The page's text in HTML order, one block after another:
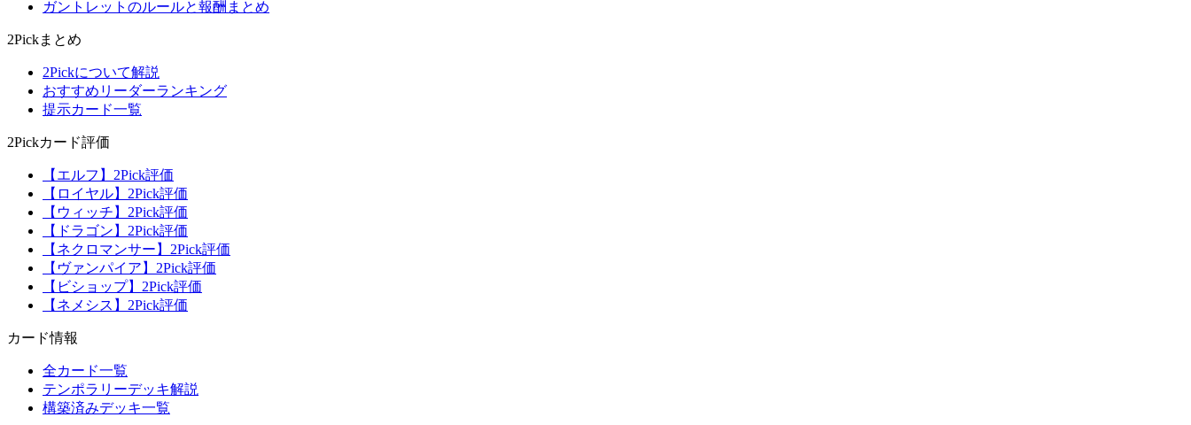
ガントレットのルールと報酬まとめ
2Pickまとめ
2Pickについて解説
おすすめリーダーランキング
提示カード一覧
2Pickカード評価
【エルフ】2Pick評価
【ロイヤル】2Pick評価
【ウィッチ】2Pick評価
【ドラゴン】2Pick評価
【ネクロマンサー】2Pick評価
【ヴァンパイア】2Pick評価
【ビショップ】2Pick評価
【ネメシス】2Pick評価
カード情報
全カード一覧
テンポラリーデッキ解説
構築済みデッキ一覧